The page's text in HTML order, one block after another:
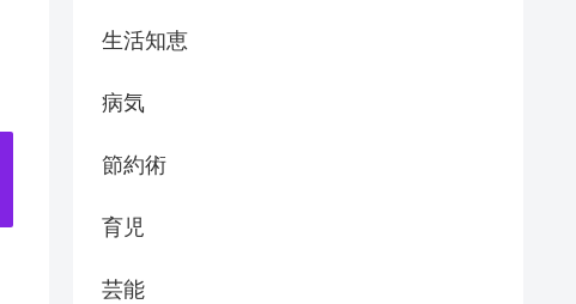
生活知恵
病気
節約術
育児
芸能